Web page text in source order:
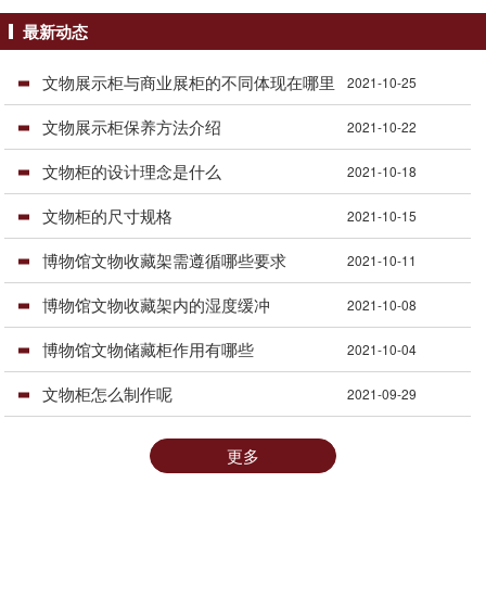
最新动态
文物展示柜与商业展柜的不同体现在哪里 2021-10-25
文物展示柜保养方法介绍 2021-10-22
文物柜的设计理念是什么 2021-10-18
文物柜的尺寸规格 2021-10-15
博物馆文物收藏架需遵循哪些要求 2021-10-11
博物馆文物收藏架内的湿度缓冲 2021-10-08
博物馆文物储藏柜作用有哪些 2021-10-04
文物柜怎么制作呢 2021-09-29
更多